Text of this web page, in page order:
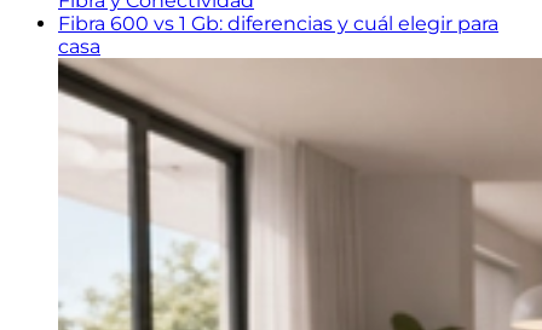
Fibra 600 vs 1 Gb: diferencias y cuál elegir para
casa